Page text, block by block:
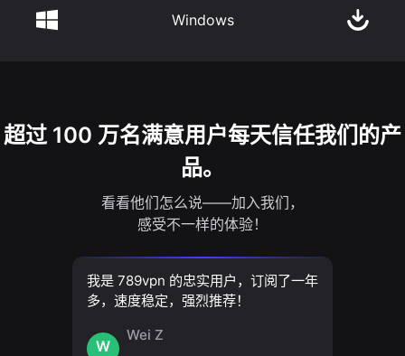
Windows
超过 100 万名满意用户每天信任我们的产
品。
看看他们怎么说——加入我们，
感受不一样的体验！
我是 789vpn 的忠实用户，订阅了一年
多，速度稳定，强烈推荐！
W
Wei Z